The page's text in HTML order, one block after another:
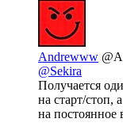
Andrewww
@Sekira
Получается
на старт/стоп,
на